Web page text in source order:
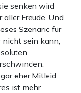
senken wird
aller Freude. Und
Szenario für
nicht sein kann,
eher Mitleid
ist mehr